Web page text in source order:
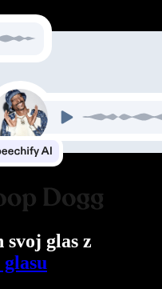
glas z